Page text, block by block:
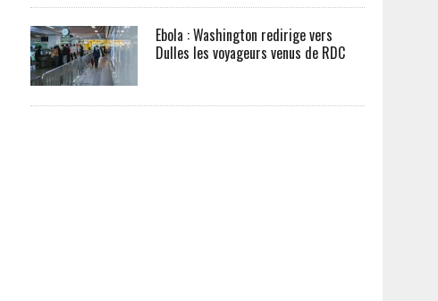
Ebola : Washington redirige vers
Dulles les voyageurs venus de RDC